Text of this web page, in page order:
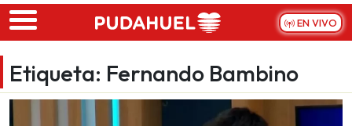
Skip to main content
EN VIVO
Etiqueta: Fernando Bambino